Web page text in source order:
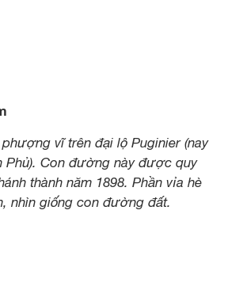
vĩ trên đại lộ Puginier (nay
Con đường này được quy
thành năm 1898. Phần vỉa hè
nhìn giống con đường đất.